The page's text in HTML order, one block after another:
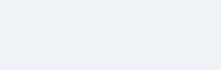
【ひろゆき】借金1億円あり